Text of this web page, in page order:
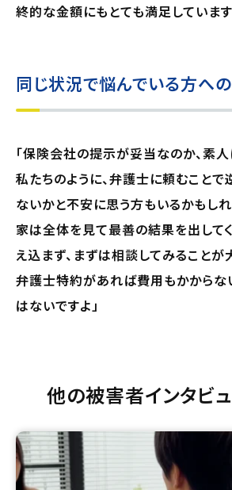
終的な金額にもとても満足しています
同じ状況で悩んでいる方へ
「保険会社の提示が妥当なのか、素人
私たちのように、弁護士に頼むことで
ないかと不安に思う方もいるかもしれ
家は全体を見て最善の結果を出して
え込まず、まずは相談してみることが
弁護士特約があれば費用もかからな
はないですよ」
他の被害者インタビ